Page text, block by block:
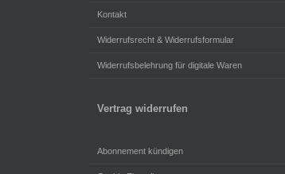
Kontakt
Widerrufsrecht & Widerrufsformular
Widerrufsbelehrung für digitale Waren
Vertrag widerrufen
Abonnement kündigen